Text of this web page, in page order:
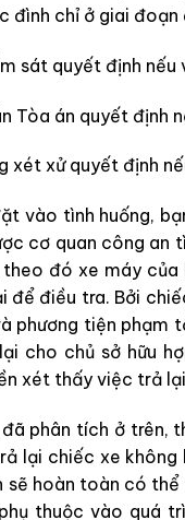
đình chỉ ở giai đoạn
sát quyết định
Tòa án quyết định
xét xử quyết định
vào tình huống,
cơ quan công an
đó xe máy của
để điều tra. Bởi
phương tiện phạm
cho chủ sở hữu
xét thấy việc trả
phân tích ở trên,
lại chiếc xe không
sẽ hoàn toàn có thể
thuộc vào quá